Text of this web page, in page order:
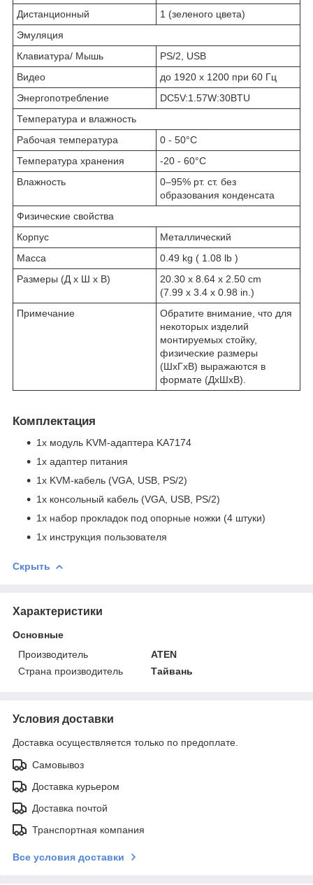
Дистанционный
1 (зеленого цвета)
Эмуляция
Клавиатура/ Мышь
PS/2, USB
Видео
до 1920 x 1200 при 60 Гц
Энергопотребление
DC5V:1.57W:30BTU
Температура и влажность
Рабочая температура
0 - 50°C
Температура хранения
-20 - 60°C
Влажность
0–95% рт. ст. без
образования конденсата
Физические свойства
Корпус
Металлический
Масса
0.49 kg ( 1.08 lb )
Размеры (Д х Ш х В)
20.30 x 8.64 x 2.50 cm
(7.99 x 3.4 x 0.98 in.)
Примечание
Обратите внимание, что для
некоторых изделий
монтируемых стойку,
физические размеры
(ШxГxВ) выражаются в
формате (ДxШxВ).
Комплектация
1x модуль KVM-адаптера KA7174
1x адаптер питания
1x KVM-кабель (VGA, USB, PS/2)
1x консольный кабель (VGA, USB, PS/2)
1x набор прокладок под опорные ножки (4 штуки)
1x инструкция пользователя
Скрыть
Характеристики
Основные
Производитель
ATEN
Страна производитель
Тайвань
Условия доставки
Доставка осуществляется только по предоплате.
Самовывоз
Доставка курьером
Доставка почтой
Транспортная компания
Все условия доставки